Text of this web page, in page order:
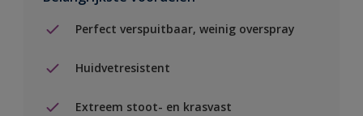
Perfect verspuitbaar, weinig overspray
Huidvetresistent
Extreem stoot- en krasvast